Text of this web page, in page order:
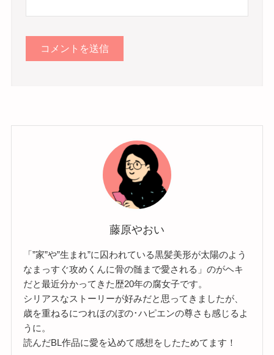
藤原やおい
「”家”や”生まれ”に囚われている黒髪美形が太陽のよう
なまっすぐ攻めくんに骨の髄まで愛される」のがヘキ
だと最近分かってきた歴20年の腐女子です。
シリアスなストーリーが好みだと思ってきましたが、
歳を重ねるにつれほのぼの･ハピエンの尊さも感じるよ
うに。
読んだBL作品に愛を込めて感想をしたためてます！